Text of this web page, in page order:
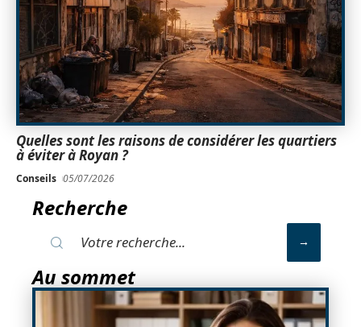
Quelles sont les raisons de considérer les quartiers
à éviter à Royan ?
Conseils 05/07/2026
Recherche
Au sommet